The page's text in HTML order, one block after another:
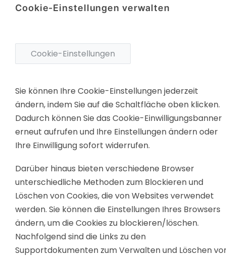
Cookie-Einstellungen verwalten
Cookie-Einstellungen
Sie können Ihre Cookie-Einstellungen jederzeit
ändern, indem Sie auf die Schaltfläche oben klicken.
Dadurch können Sie das Cookie-Einwilligungsbanner
erneut aufrufen und Ihre Einstellungen ändern oder
Ihre Einwilligung sofort widerrufen.
Darüber hinaus bieten verschiedene Browser
unterschiedliche Methoden zum Blockieren und
Löschen von Cookies, die von Websites verwendet
werden. Sie können die Einstellungen Ihres Browsers
ändern, um die Cookies zu blockieren/löschen.
Nachfolgend sind die Links zu den
Supportdokumenten zum Verwalten und Löschen